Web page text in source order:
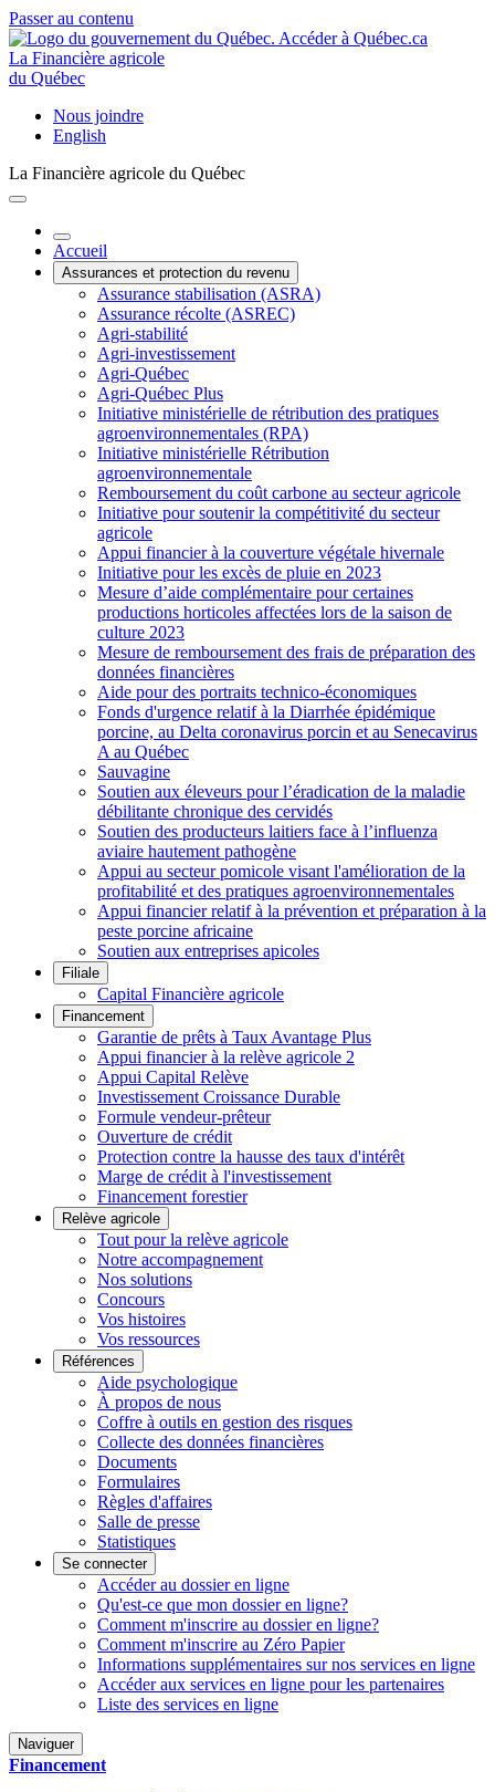
Passer au contenu
La Financière agricole
du Québec
Nous joindre
English
La Financière agricole du Québec
Accueil
Assurances et protection du revenu
Assurance stabilisation (ASRA)
Assurance récolte (ASREC)
Agri-stabilité
Agri-investissement
Agri-Québec
Agri-Québec Plus
Initiative ministérielle de rétribution des pratiques
agroenvironnementales (RPA)
Initiative ministérielle Rétribution
agroenvironnementale
Remboursement du coût carbone au secteur agricole
Initiative pour soutenir la compétitivité du secteur
agricole
Appui financier à la couverture végétale hivernale
Initiative pour les excès de pluie en 2023
Mesure d’aide complémentaire pour certaines
productions horticoles affectées lors de la saison de
culture 2023
Mesure de remboursement des frais de préparation des
données financières
Aide pour des portraits technico-économiques
Fonds d'urgence relatif à la Diarrhée épidémique
porcine, au Delta coronavirus porcin et au Senecavirus
A au Québec
Sauvagine
Soutien aux éleveurs pour l’éradication de la maladie
débilitante chronique des cervidés
Soutien des producteurs laitiers face à l’influenza
aviaire hautement pathogène
Appui au secteur pomicole visant l'amélioration de la
profitabilité et des pratiques agroenvironnementales
Appui financier relatif à la prévention et préparation à la
peste porcine africaine
Soutien aux entreprises apicoles
Filiale
Capital Financière agricole
Financement
Garantie de prêts à Taux Avantage Plus
Appui financier à la relève agricole 2
Appui Capital Relève
Investissement Croissance Durable
Formule vendeur-prêteur
Ouverture de crédit
Protection contre la hausse des taux d'intérêt
Marge de crédit à l'investissement
Financement forestier
Relève agricole
Tout pour la relève agricole
Notre accompagnement
Nos solutions
Concours
Vos histoires
Vos ressources
Références
Aide psychologique
À propos de nous
Coffre à outils en gestion des risques
Collecte des données financières
Documents
Formulaires
Règles d'affaires
Salle de presse
Statistiques
Se connecter
Accéder au dossier en ligne
Qu'est-ce que mon dossier en ligne?
Comment m'inscrire au dossier en ligne?
Comment m'inscrire au Zéro Papier
Informations supplémentaires sur nos services en ligne
Accéder aux services en ligne pour les partenaires
Liste des services en ligne
Naviguer
Financement